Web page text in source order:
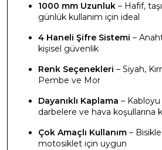
1000 mm Uzunluk – Hafif,
günlük kullanım için ideal
4 Haneli Şifre Sistemi –
kişisel güvenlik
Renk Seçenekleri – Siyah,
Pembe ve Mor
Dayanıklı Kaplama –
darbelere ve hava koşullarına
Çok Amaçlı Kullanım –
motosiklet için uygun